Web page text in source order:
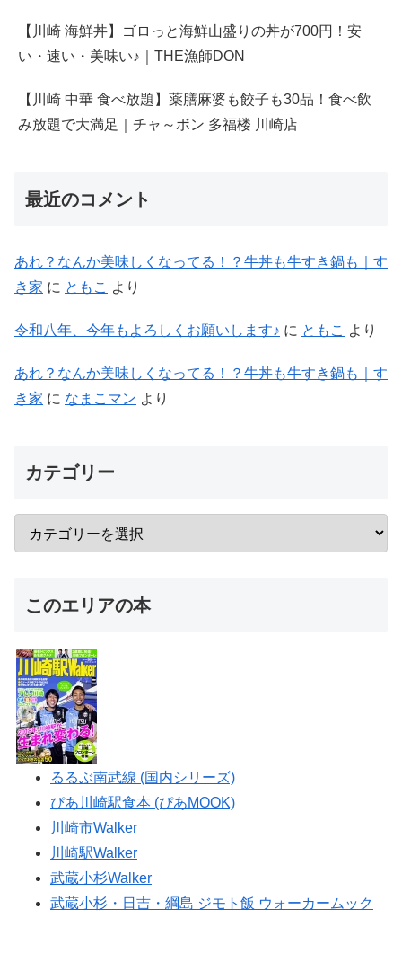
【川崎 海鮮丼】ゴロっと海鮮山盛りの丼が700円！安
い・速い・美味い♪｜THE漁師DON
【川崎 中華 食べ放題】薬膳麻婆も餃子も30品！食べ飲
み放題で大満足｜チャ～ボン 多福楼 川崎店
最近のコメント
あれ？なんか美味しくなってる！？牛丼も牛すき鍋も｜す
き家 に ともこ より
令和八年、今年もよろしくお願いします♪ に ともこ より
あれ？なんか美味しくなってる！？牛丼も牛すき鍋も｜す
き家 に なまこマン より
カテゴリー
このエリアの本
るるぶ南武線 (国内シリーズ)
ぴあ川崎駅食本 (ぴあMOOK)
川崎市Walker
川崎駅Walker
武蔵小杉Walker
武蔵小杉・日吉・綱島 ジモト飯 ウォーカームック